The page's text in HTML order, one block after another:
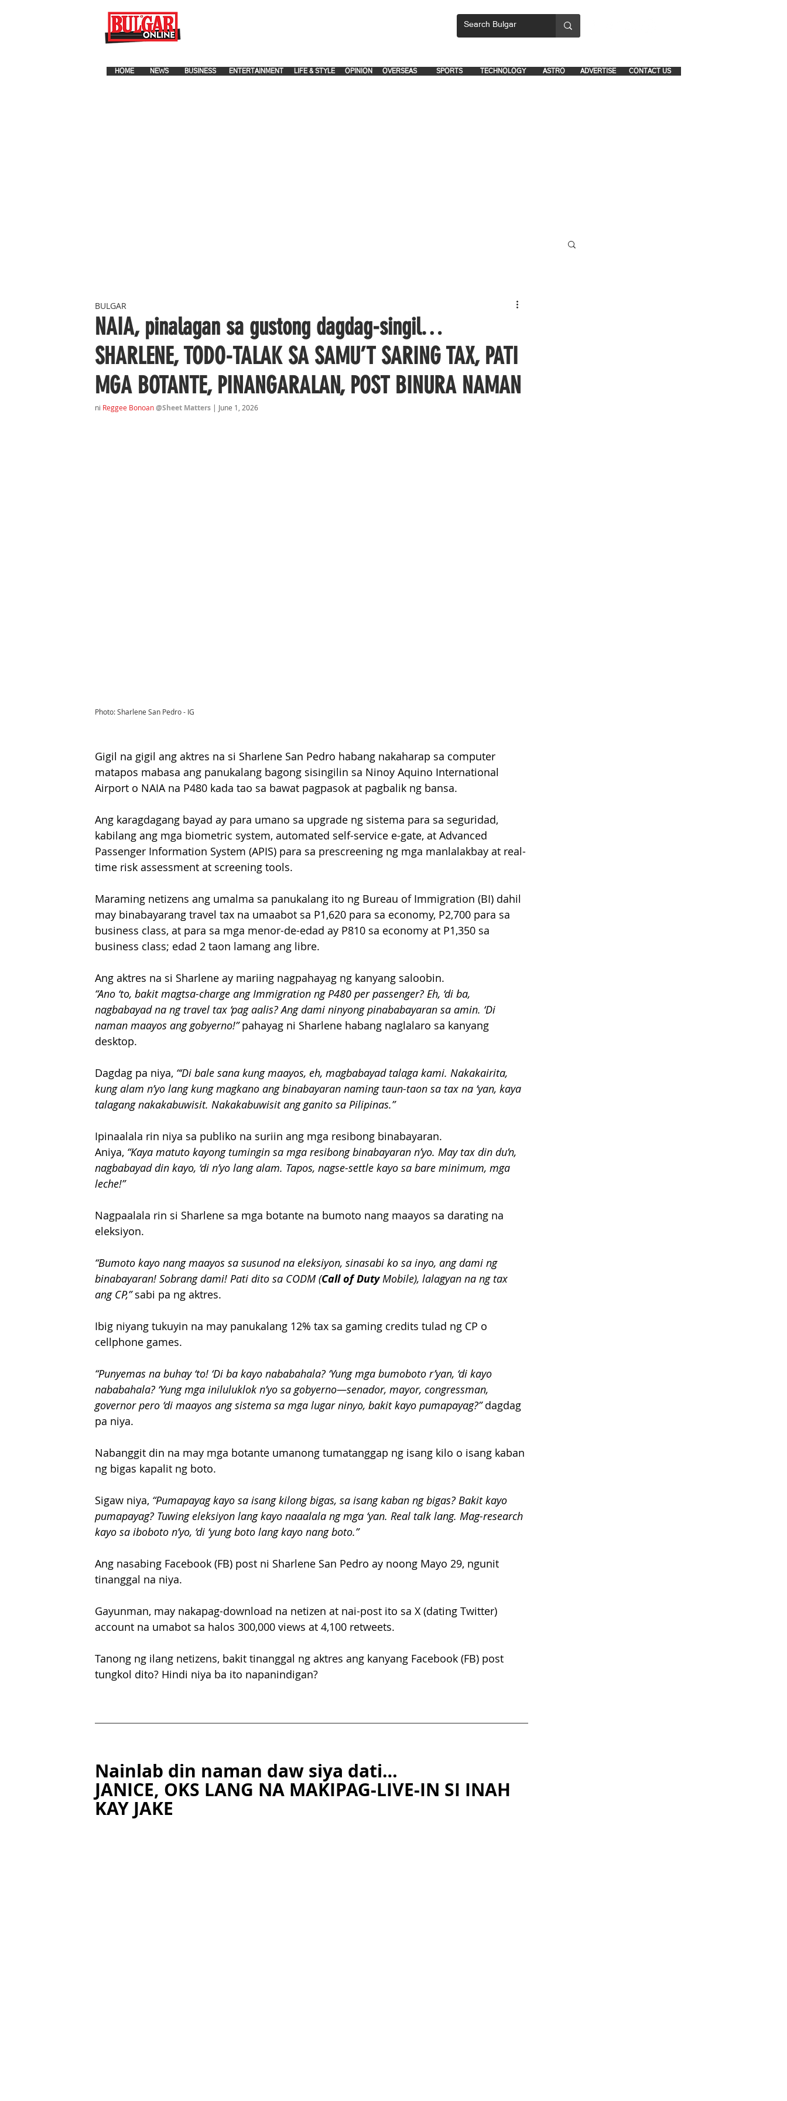
CONTACT US
ADVERTISE
ASTRO
TECHNOLOGY
SPORTS
OVERSEAS
OPINION
LIFE & STYLE
ENTERTAINMENT
NEWS
HOME BUSINESS . .
NAIA, pinalagan sa gustong dagdag-singil…
SHARLENE, TODO-TALAK SA SAMU’T SARING TAX, PATI
MGA BOTANTE, PINANGARALAN, POST BINURA NAMAN
BULGAR
ni Reggee Bonoan@Sheet Matters | June 1 , 2026
Photo: Sharlene San Pedro - IG
Gigil na gigil ang aktres na si Sharlene San Pedro habang nakaharap sa computer
matapos mabasa ang panukalang bagong sisingilin sa Ninoy Aquino International
Airport o NAIA na P480 kada tao sa bawat pagpasok at pagbalik ng bansa.
Ang karagdagang bayad ay para umano sa upgrade ng sistema para sa seguridad,
kabilang ang mga biometric system, automated self-service e-gate, at Advanced
Passenger Information System (APIS) para sa prescreening ng mga manlalakbay at real-
time risk assessment at screening tools.
Maraming netizens ang umalma sa panukalang ito ng Bureau of Immigration (BI) dahil
may binabayarang travel tax na umaabot sa P1,620 para sa economy, P2,700 para sa
business class, at para sa mga menor-de-edad ay P810 sa economy at P1,350 sa
business class; edad 2 taon lamang ang libre.
Ang aktres na si Sharlene ay mariing nagpahayag ng kanyang saloobin.
“Ano ‘to, bakit magtsa-charge ang Immigration ng P480 per passenger? Eh, ‘di ba,
nagbabayad na ng travel tax ‘pag aalis? Ang dami ninyong pinababayaran sa amin. ‘Di
naman maayos ang gobyerno!” pahayag ni Sharlene habang naglalaro sa kanyang
desktop.
Dagdag pa niya, “‘Di bale sana kung maayos, eh, magbabayad talaga kami. Nakakairita,
kung alam n’yo lang kung magkano ang binabayaran naming taun-taon sa tax na ‘yan, kaya
talagang nakakabuwisit. Nakakabuwisit ang ganito sa Pilipinas.”
Ipinaalala rin niya sa publiko na suriin ang mga resibong binabayaran.
Aniya, “Kaya matuto kayong tumingin sa mga resibong binabayaran n’yo. May tax din du’n,
nagbabayad din kayo, ‘di n’yo lang alam. Tapos, nagse-settle kayo sa bare minimum, mga
leche!”
Nagpaalala rin si Sharlene sa mga botante na bumoto nang maayos sa darating na
eleksiyon.
“Bumoto kayo nang maayos sa susunod na eleksiyon, sinasabi ko sa inyo, ang dami ng
binabayaran! Sobrang dami! Pati dito sa CODM (Call of Duty Mobile), lalagyan na ng tax
ang CP,” sabi pa ng aktres.
Ibig niyang tukuyin na may panukalang 12% tax sa gaming credits tulad ng CP o
cellphone games.
“Punyemas na buhay ‘to! ‘Di ba kayo nababahala? ‘Yung mga bumoboto r’yan, ‘di kayo
nababahala? ‘Yung mga iniluluklok n’yo sa gobyerno—senador, mayor, congressman,
governor pero ‘di maayos ang sistema sa mga lugar ninyo, bakit kayo pumapayag?” dagdag
pa niya.
Nabanggit din na may mga botante umanong tumatanggap ng isang kilo o isang kaban
ng bigas kapalit ng boto.
Sigaw niya, “Pumapayag kayo sa isang kilong bigas, sa isang kaban ng bigas? Bakit kayo
pumapayag? Tuwing eleksiyon lang kayo naaalala ng mga ‘yan. Real talk lang. Mag-research
kayo sa iboboto n’yo, ‘di ‘yung boto lang kayo nang boto.”
Ang nasabing Facebook (FB) post ni Sharlene San Pedro ay noong Mayo 29, ngunit
tinanggal na niya.
Gayunman, may nakapag-download na netizen at nai-post ito sa X (dating Twitter)
account na umabot sa halos 300,000 views at 4,100 retweets.
Tanong ng ilang netizens, bakit tinanggal ng aktres ang kanyang Facebook (FB) post
tungkol dito? Hindi niya ba ito napanindigan?
Nainlab din naman daw siya dati…
JANICE, OKS LANG NA MAKIPAG-LIVE-IN SI INAH
KAY JAKE